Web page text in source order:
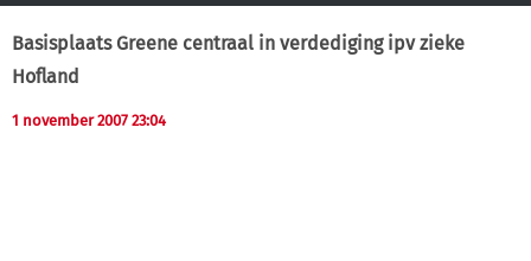
Basisplaats Greene centraal in verdediging ipv zieke
Hofland
1 november 2007 23:04